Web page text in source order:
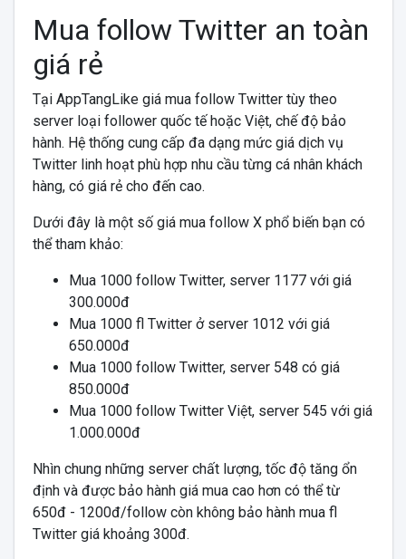
Mua follow Twitter an toàn
giá rẻ
Tại AppTangLike giá mua follow Twitter tùy theo
server loại follower quốc tế hoặc Việt, chế độ bảo
hành. Hệ thống cung cấp đa dạng mức giá dịch vụ
Twitter linh hoạt phù hợp nhu cầu từng cá nhân khách
hàng, có giá rẻ cho đến cao.
Dưới đây là một số giá mua follow X phổ biến bạn có
thể tham khảo:
Mua 1000 follow Twitter, server 1177 với giá
300.000đ
Mua 1000 fl Twitter ở server 1012 với giá
650.000đ
Mua 1000 follow Twitter, server 548 có giá
850.000đ
Mua 1000 follow Twitter Việt, server 545 với giá
1.000.000đ
Nhìn chung những server chất lượng, tốc độ tăng ổn
định và được bảo hành giá mua cao hơn có thể từ
650đ - 1200đ/follow còn không bảo hành mua fl
Twitter giá khoảng 300đ.